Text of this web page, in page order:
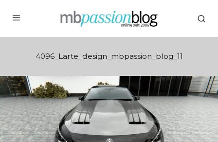
4096_Larte_design_mbpassion_blog_11